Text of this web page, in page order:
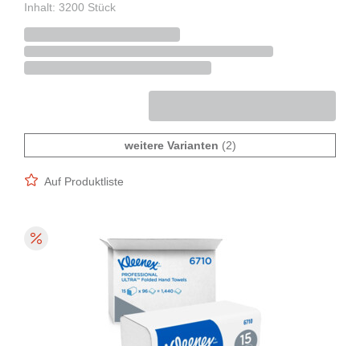
Inhalt: 3200 Stück
weitere Varianten (2)
Auf Produktliste